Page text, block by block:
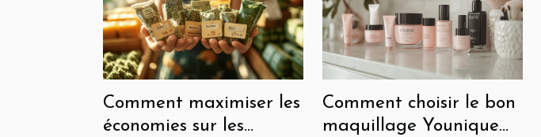
Comment maximiser les
économies sur les
Comment choisir le bon
maquillage Younique